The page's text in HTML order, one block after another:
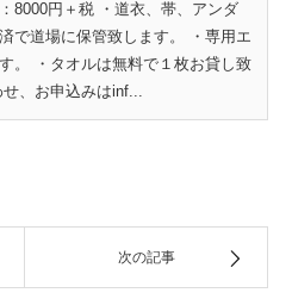
8000円＋税 ・道衣、帯、アンダ
で道場に保管致します。 ・専用エ
。 ・タオルは無料で１枚お貸し致
、お申込みはinf...
次の記事